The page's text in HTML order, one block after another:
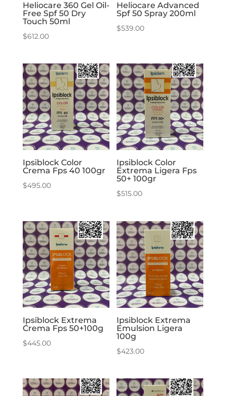
Heliocare 360 Gel Oil-
Free Spf 50 Dry
Touch 50ml
$612.00
Heliocare Advanced
Spf 50 Spray 200ml
$539.00
Ipsiblock Color
Crema Fps 40 100gr
$495.00
Ipsiblock Color
Extrema Ligera Fps
50+ 100gr
$515.00
Ipsiblock Extrema
Crema Fps 50+100g
$445.00
Ipsiblock Extrema
Emulsion Ligera
100g
$423.00